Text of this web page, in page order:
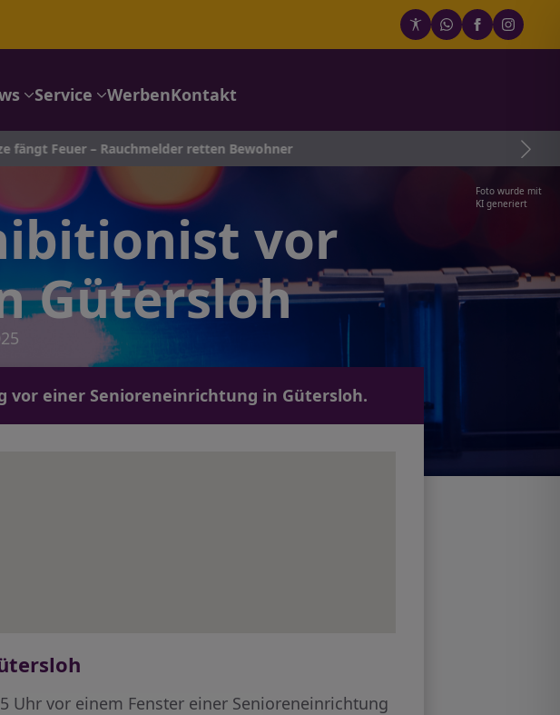
Service WerbenKontakt
– Rauchmelder retten Bewohner
Foto wurde mit
KI generiert
vor
Gütersloh
einer Senioreneinrichtung in Gütersloh.
vor einem Fenster einer Senioreneinrichtung